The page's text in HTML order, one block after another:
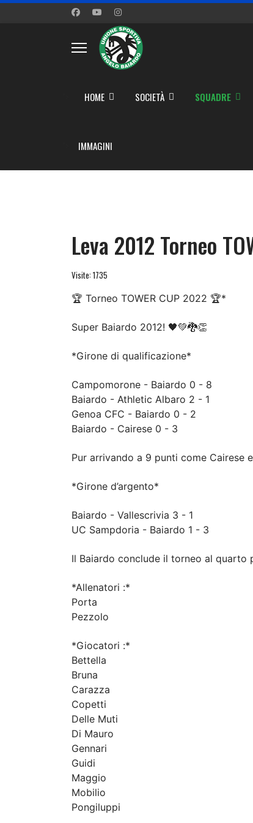
HOME SOCIETÀ SQUADRE
IMMAGINI
Leva 2012 Torneo
Visite: 1735
🏆 Torneo TOWER CUP 2022 🏆*
Super Baiardo 2012! 🖤💚🐉👏
*Girone di qualificazione*
Campomorone - Baiardo 0 - 8
Baiardo - Athletic Albaro 2 - 1
Genoa CFC - Baiardo 0 - 2
Baiardo - Cairese 0 - 3
Pur arrivando a 9 punti come Cairese
*Girone d’argento*
Baiardo - Vallescrivia 3 - 1
UC Sampdoria - Baiardo 1 - 3
Il Baiardo conclude il torneo al quarto
*Allenatori :*
Porta
Pezzolo
*Giocatori :*
Bettella
Bruna
Carazza
Copetti
Delle Muti
Di Mauro
Gennari
Guidi
Maggio
Mobilio
Pongiluppi